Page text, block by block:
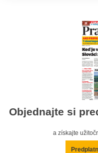
Objednajte si
a získajte